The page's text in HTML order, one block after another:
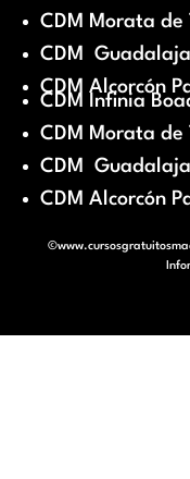
CDM Morata de
CDM
CDM Alcorcón
CDM Infinia
CDM Morata de
CDM
CDM Alcorcón